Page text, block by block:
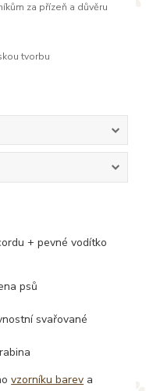
za přízeň a důvěru
tvorbu
+ pevné vodítko
psů
svařované
vzorníku barev a